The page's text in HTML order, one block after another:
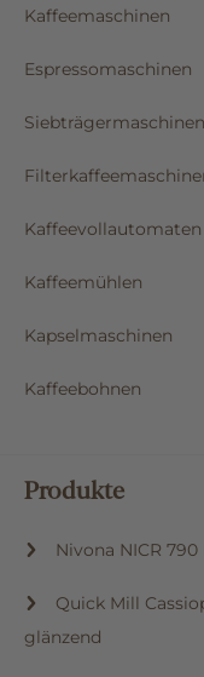
Kaffeemaschinen
Espressomaschinen
Siebträgermaschinen
Kaffeevollautomaten
Kaffeemühlen
Kapselmaschinen
Kaffeebohnen
Produkte
Nivona NICR
Quick Mill
glänzend